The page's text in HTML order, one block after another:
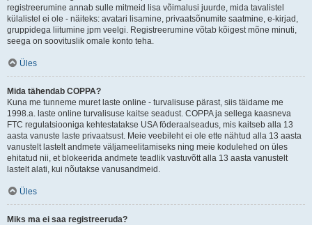
registreerumine annab sulle mitmeid lisa võimalusi juurde, mida tavalistel
külalistel ei ole - näiteks: avatari lisamine, privaatsõnumite saatmine, e-kirjad,
gruppidega liitumine jpm veelgi. Registreerumine võtab kõigest mõne minuti,
seega on soovituslik omale konto teha.
Üles
Mida tähendab COPPA?
Kuna me tunneme muret laste online - turvalisuse pärast, siis täidame me
1998.a. laste online turvalisuse kaitse seadust. COPPA ja sellega kaasneva
FTC regulatsiooniga kehtestatakse USA föderaalseadus, mis kaitseb alla 13
aasta vanuste laste privaatsust. Meie veebileht ei ole ette nähtud alla 13 aasta
vanustelt lastelt andmete väljameelitamiseks ning meie kodulehed on üles
ehitatud nii, et blokeerida andmete teadlik vastuvõtt alla 13 aasta vanustelt
lastelt alati, kui nõutakse vanusandmeid.
Üles
Miks ma ei saa registreeruda?